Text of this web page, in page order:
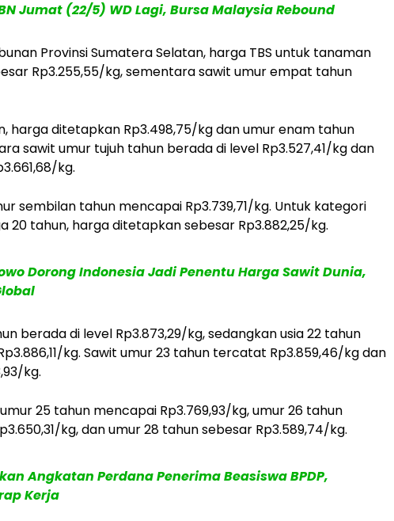
Jumat (22/5) WD Lagi, Bursa Malaysia Rebound
Provinsi Sumatera Selatan, harga TBS untuk tanaman
Rp3.255,55/kg, sementara sawit umur empat tahun
harga ditetapkan Rp3.498,75/kg dan umur enam tahun
sawit umur tujuh tahun berada di level Rp3.527,41/kg dan
kg.
sembilan tahun mencapai Rp3.739,71/kg. Untuk kategori
20 tahun, harga ditetapkan sebesar Rp3.882,25/kg.
Dorong Indonesia Jadi Penentu Harga Sawit Dunia,
berada di level Rp3.873,29/kg, sedangkan usia 22 tahun
kg. Sawit umur 23 tahun tercatat Rp3.859,46/kg dan
kg.
25 tahun mencapai Rp3.769,93/kg, umur 26 tahun
kg, dan umur 28 tahun sebesar Rp3.589,74/kg.
Angkatan Perdana Penerima Beasiswa BPDP,
Kerja